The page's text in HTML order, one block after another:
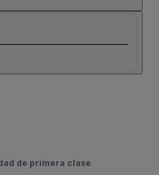
de primera clase